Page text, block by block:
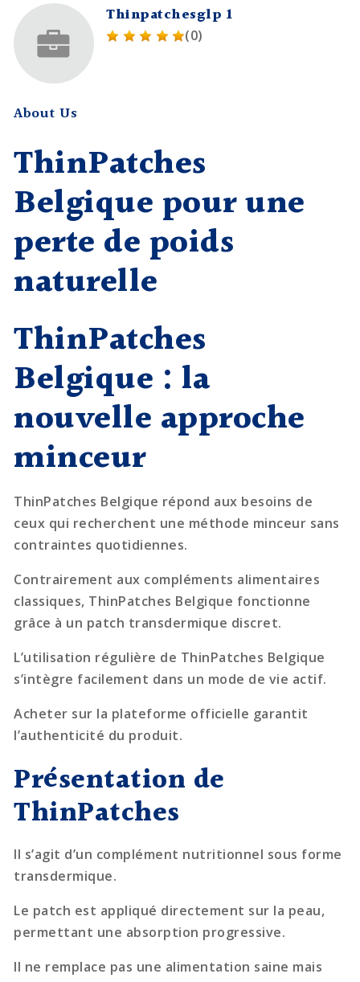
Thinpatchesglp 1
(0)
About Us
ThinPatches
Belgique pour une
perte de poids
naturelle
ThinPatches
Belgique : la
nouvelle approche
minceur
ThinPatches Belgique répond aux besoins de
ceux qui recherchent une méthode minceur sans
contraintes quotidiennes.
Contrairement aux compléments alimentaires
classiques, ThinPatches Belgique fonctionne
grâce à un patch transdermique discret.
L’utilisation régulière de ThinPatches Belgique
s’intègre facilement dans un mode de vie actif.
Acheter sur la plateforme officielle garantit
l’authenticité du produit.
Présentation de
ThinPatches
Il s’agit d’un complément nutritionnel sous forme
transdermique.
Le patch est appliqué directement sur la peau,
permettant une absorption progressive.
Il ne remplace pas une alimentation saine mais